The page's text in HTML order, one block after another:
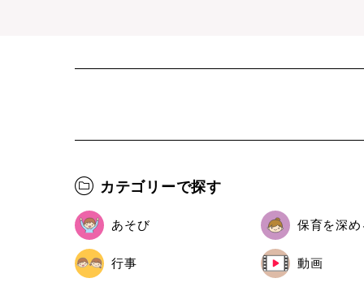
カテゴリーで探す
あそび 保育を深め
行事 動画